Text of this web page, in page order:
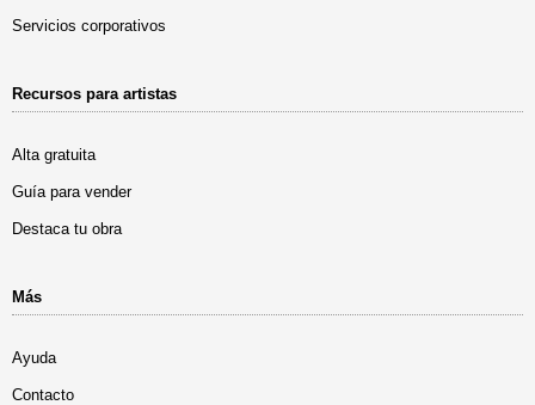
Servicios corporativos
Recursos para artistas
Alta gratuita
Guía para vender
Destaca tu obra
Más
Ayuda
Contacto